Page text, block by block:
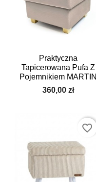
Praktyczna
Tapicerowana Pufa Z
Pojemnikiem MARTIN
360,00 zł
favorite_border